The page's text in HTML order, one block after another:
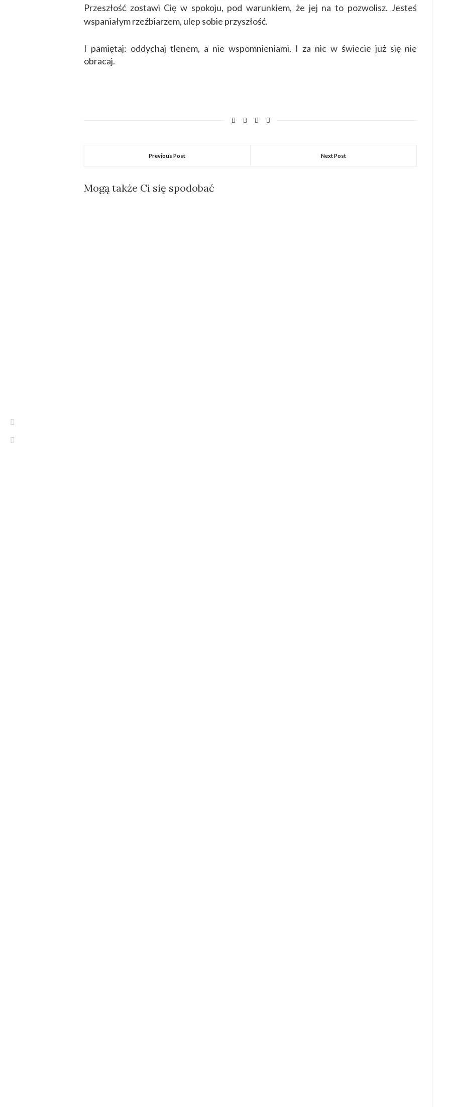
Przeszłość zostawi Cię w spokoju, pod warunkiem, że jej na to pozwolisz. Jesteś
wspaniałym rzeźbiarzem, ulep sobie przyszłość.
I pamiętaj: oddychaj tlenem, a nie wspomnieniami. I za nic w świecie już się nie
obracaj.
Previous Post Next Post
Mogą także Ci się spodobać